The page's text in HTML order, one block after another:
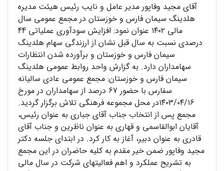
آقای مجید وفاپور مدیر عامل و نایب رئیس هیئت مدیره
هلدینگ سیمان فارس و خوزستان در مجمع عمومی سال
مالی ۱۴۰۲ عنوان نمود: افزایش سودآوری عملیاتی 44
درصدی نسبت به سال قبل نشان از ارزندگی سهام هلدینگ
سیمان فارس و خوزستان و برآورده شدن انتظارات
سهامداران دارد. به گزارش واحد روابط عمومی هلدینگ
سیمان فارس و خوزستان: مجمع عمومی عادی سالیانه
سفارس با حضور 67 درصد از سهامداران در مورخ
۱۴۰۳/۰۴/۱۶در محل مجموعه فرهنگی تلاش برگزار گردید.
مجمع پس از انتخاب جناب آقای جباری به عنوان رئیس،
آقایان ابوالقاسمی و قهاری به عنوان ناظرین و جناب آقای
قادری به عنوان دبیر، آغاز به کار کرد. در ابتدای جلسه دکتر
مجید وفاپور ضمن خیر مقدم به کلیه حاضران در این مجمع
به تشریح عملکرد و اهم فعالیتهای شرکت در سال مالی